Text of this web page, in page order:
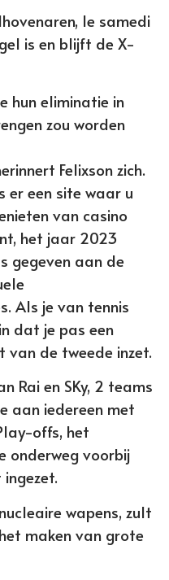
le samedi
is en blijft de X-
hun eliminatie in
zou worden
Felixson zich.
er een site waar u
van casino
het jaar 2023
gegeven aan de
Als je van tennis
dat je pas een
de tweede inzet.
Rai en SKy, 2 teams
aan iedereen met
offs, het
onderweg voorbij
wapens, zult
maken van grote